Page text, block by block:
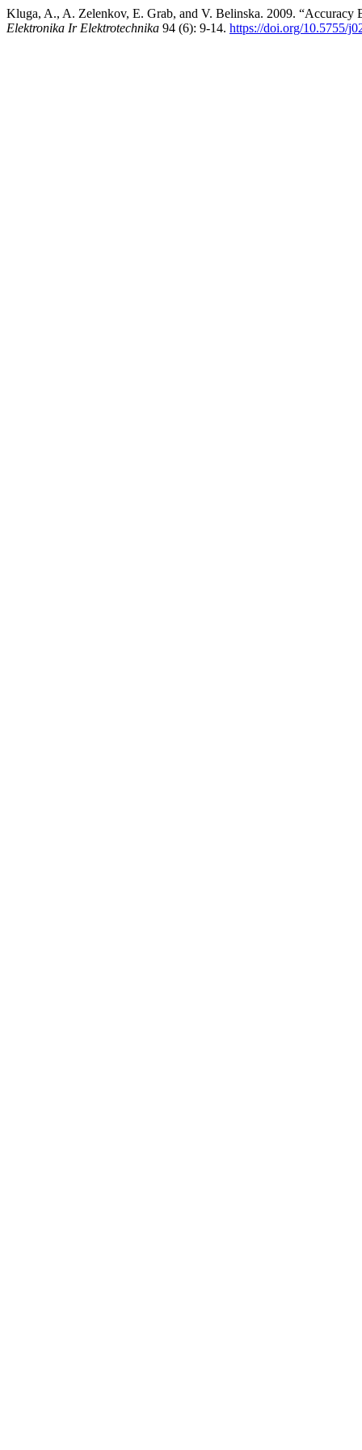
Kluga, A., A. Zelenkov, E. Grab, and V. Belinska. 2009. “Accuracy
Elektronika Ir Elektrotechnika 94 (6): 9-14. https://doi.org/10.5755/